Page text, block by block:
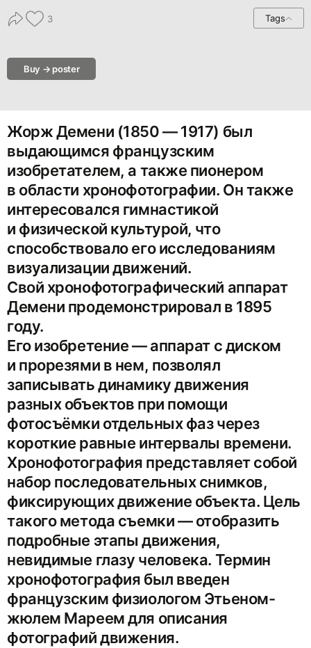
3 Tags
Buy → poster
Жорж Демени (1850 — 1917) был
выдающимся французским
изобретателем, а также пионером
в области хронофотографии. Он также
интересовался гимнастикой
и физической культурой, что
способствовало его исследованиям
визуализации движений.
Свой хронофотографический аппарат
Демени продемонстрировал в 1895
году.
Его изобретение — аппарат с диском
и прорезями в нем, позволял
записывать динамику движения
разных объектов при помощи
фотосъёмки отдельных фаз через
короткие равные интервалы времени.
Хронофотография представляет собой
набор последовательных снимков,
фиксирующих движение объекта. Цель
такого метода съемки — отобразить
подробные этапы движения,
невидимые глазу человека. Термин
хронофотография был введен
французским физиологом Этьеном-
жюлем Мареем для описания
фотографий движения.